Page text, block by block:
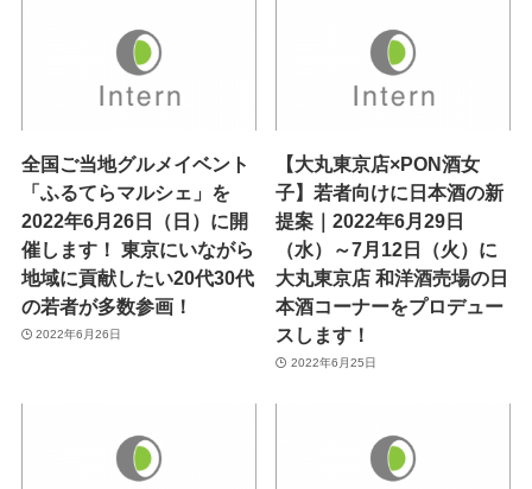
全国ご当地グルメイベント
「ふるてらマルシェ」を
2022年6月26日（日）に開
催します！ 東京にいながら
地域に貢献したい20代30代
の若者が多数参画！
2022年6月26日
【大丸東京店×PON酒女
子】若者向けに日本酒の新
提案｜2022年6月29日
（水）～7月12日（火）に
大丸東京店 和洋酒売場の日
本酒コーナーをプロデュー
スします！
2022年6月25日